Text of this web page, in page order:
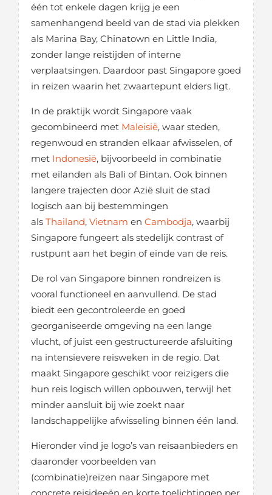
één tot enkele dagen krijg je een
samenhangend beeld van de stad via plekken
als Marina Bay, Chinatown en Little India,
zonder lange reistijden of interne
verplaatsingen. Daardoor past Singapore goed
in reizen waarin het zwaartepunt elders ligt.
In de praktijk wordt Singapore vaak
gecombineerd met Maleisië, waar steden,
regenwoud en stranden elkaar afwisselen, of
met Indonesië, bijvoorbeeld in combinatie
met eilanden als Bali of Bintan. Ook binnen
langere trajecten door Azië sluit de stad
logisch aan bij bestemmingen
als Thailand, Vietnam en Cambodja, waarbij
Singapore fungeert als stedelijk contrast of
rustpunt aan het begin of einde van de reis.
De rol van Singapore binnen rondreizen is
vooral functioneel en aanvullend. De stad
biedt een gecontroleerde en goed
georganiseerde omgeving na een lange
vlucht, of juist een gestructureerde afsluiting
na intensievere reisweken in de regio. Dat
maakt Singapore geschikt voor reizigers die
hun reis logisch willen opbouwen, terwijl het
minder aansluit bij wie zoekt naar
landschappelijke afwisseling binnen één land.
Hieronder vind je logo’s van reisaanbieders en
daaronder voorbeelden van
(combinatie)reizen naar Singapore met